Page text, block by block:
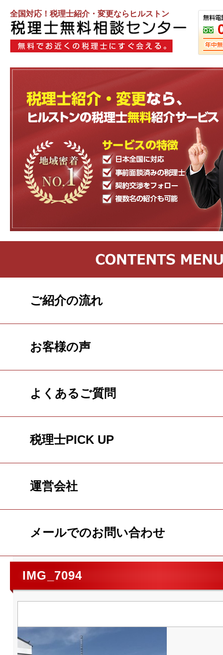
全国対応！税理士紹介・変更ならヒルストン
ご紹介の流れ
お客様の声
よくあるご質問
税理士PICK UP
運営会社
メールでのお問い合わせ
IMG_7094